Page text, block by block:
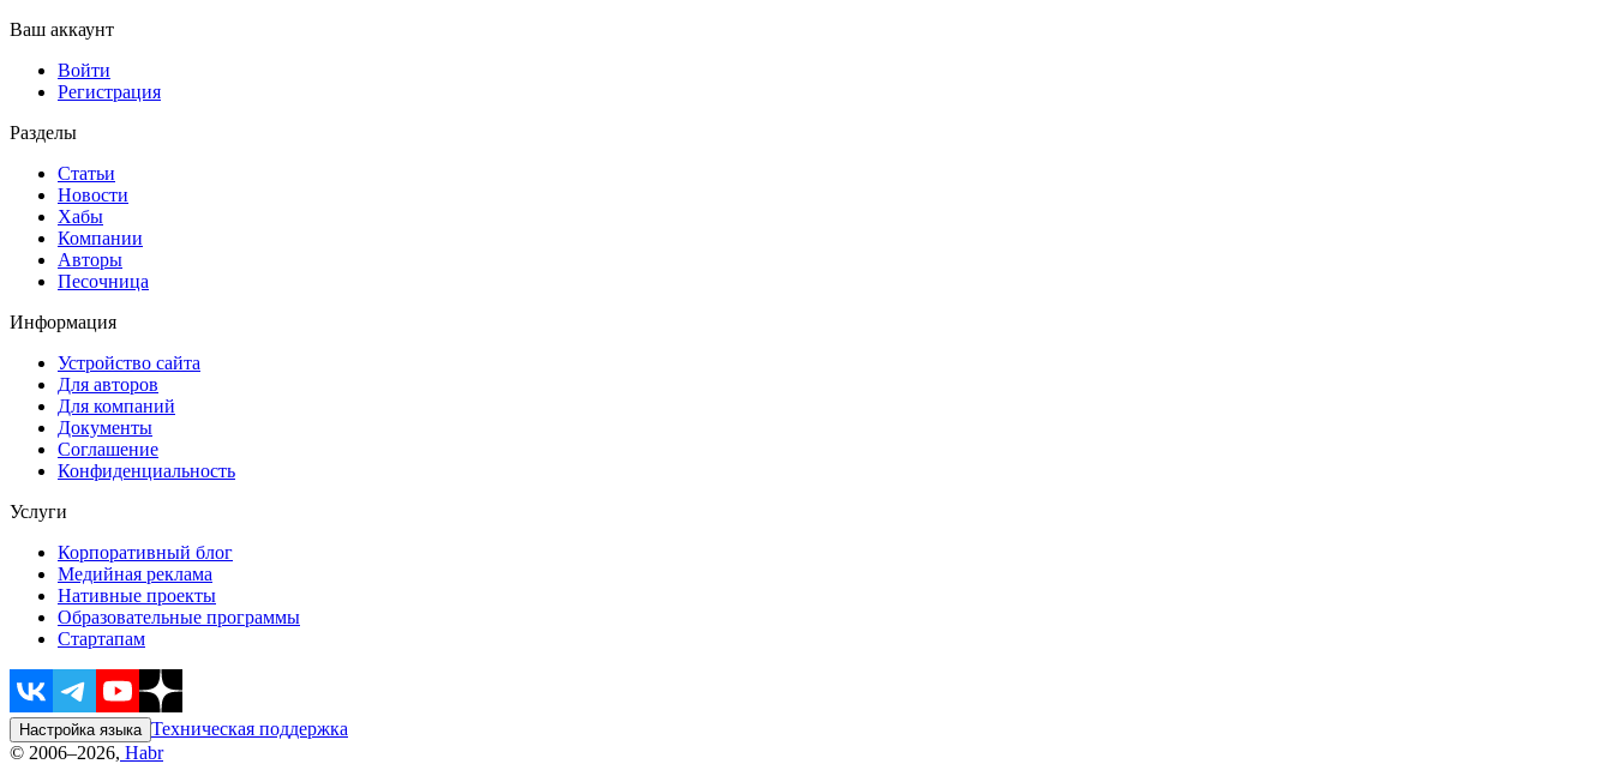
Ваш аккаунт
Войти
Регистрация
Разделы
Статьи
Новости
Хабы
Компании
Авторы
Песочница
Информация
Устройство сайта
Для авторов
Для компаний
Документы
Соглашение
Конфиденциальность
Услуги
Корпоративный блог
Медийная реклама
Нативные проекты
Образовательные программы
Стартапам
Настройка языка Техническая поддержка
© 2006–2026, Habr